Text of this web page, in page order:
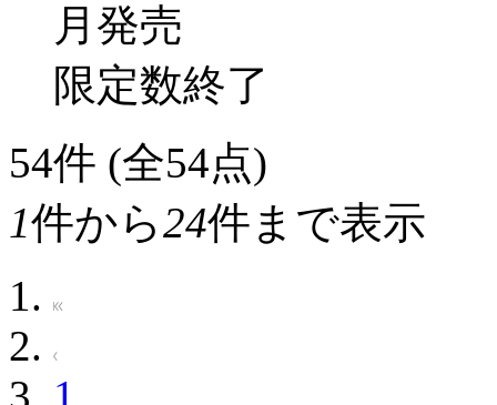
月発売
限定数終了
54件 (全54点)
1件から24件まで表示